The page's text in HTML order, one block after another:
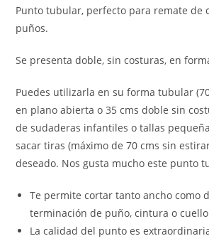
Punto tubular, perfecto para remate de
puños.
Se presenta doble, sin costuras, en
Puedes utilizarla en su forma tubular
en plano abierta o 35 cms doble sin
de sudaderas infantiles o tallas
sacar tiras (máximo de 70 cms sin
deseado. Nos gusta mucho este punto
Te permite cortar tanto ancho como
terminación de puño, cintura o
La calidad del punto es